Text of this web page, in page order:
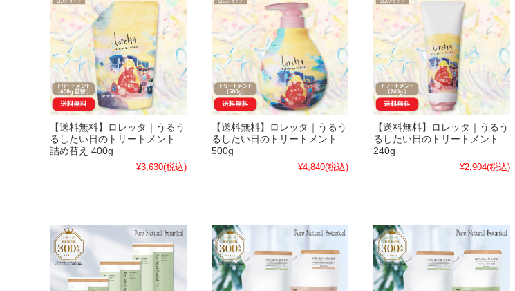
【送料無料】ロレッタ｜うるう
るしたい日のトリートメント
詰め替え 400g
¥3,630(税込)
【送料無料】ロレッタ｜うるう
るしたい日のトリートメント
500g
¥4,840(税込)
【送料無料】ロレッタ｜うるう
るしたい日のトリートメント
240g
¥2,904(税込)